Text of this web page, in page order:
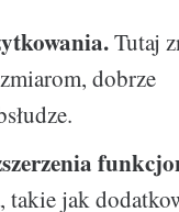
Tutaj
dobrze
takie jak